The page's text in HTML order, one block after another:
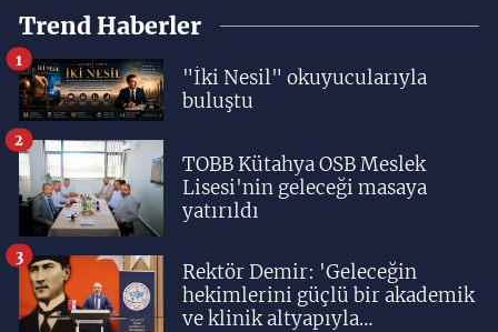
Trend Haberler
"İki Nesil" okuyucularıyla
buluştu
1
TOBB Kütahya OSB Meslek
Lisesi'nin geleceği masaya
yatırıldı
2
Rektör Demir: 'Geleceğin
hekimlerini güçlü bir akademik
ve klinik altyapıyla
3